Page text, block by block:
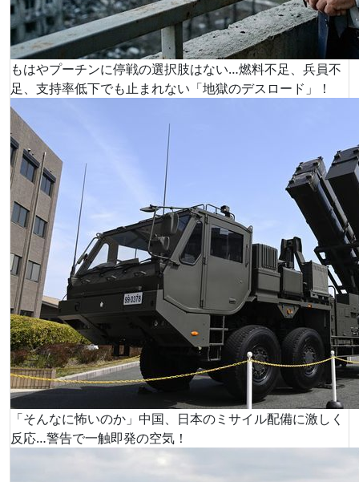
もはやプーチンに停戦の選択肢はない…燃料不足、兵員不
足、支持率低下でも止まれない「地獄のデスロード」！
「そんなに怖いのか」中国、日本のミサイル配備に激しく
反応…警告で一触即発の空気！